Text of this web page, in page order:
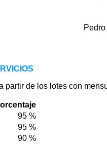
partir de los lotes con
95 %
95 %
90 %